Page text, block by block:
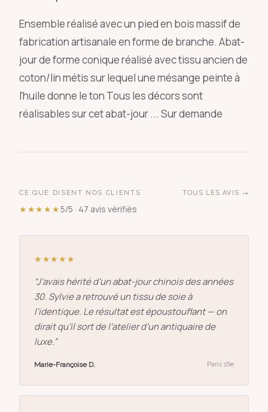
Ensemble réalisé avec un pied en bois massif de
fabrication artisanale en forme de branche. Abat-
jour de forme conique réalisé avec tissu ancien de
coton/lin métis sur lequel une mésange peinte à
l'huile donne le ton Tous les décors sont
réalisables sur cet abat-jour ... Sur demande
CE QUE DISENT NOS CLIENTS
★★★★★5/5 · 47 avis vérifiés
TOUS LES AVIS →
★★★★★
“J’avais hérité d’un abat-jour chinois des années
30. Sylvie a retrouvé un tissu de soie à
l’identique. Le résultat est époustouflant — on
dirait qu’il sort de l’atelier d’un antiquaire de
luxe.”
Marie-Françoise D. Paris 16e